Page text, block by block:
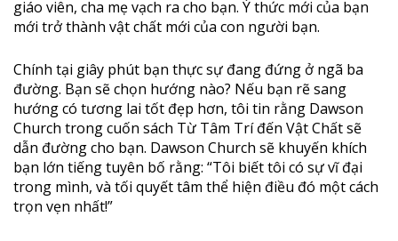
giáo viên, cha mẹ vạch ra cho bạn. Ý thức mới của bạn
mới trở thành vật chất mới của con người bạn.
Chính tại giây phút bạn thực sự đang đứng ở ngã ba
đường. Bạn sẽ chọn hướng nào? Nếu bạn rẽ sang
hướng có tương lai tốt đẹp hơn, tôi tin rằng Dawson
Church trong cuốn sách Từ Tâm Trí đến Vật Chất sẽ
dẫn đường cho bạn. Dawson Church sẽ khuyến khích
bạn lớn tiếng tuyên bố rằng: “Tôi biết tôi có sự vĩ đại
trong mình, và tối quyết tâm thể hiện điều đó một cách
trọn vẹn nhất!”